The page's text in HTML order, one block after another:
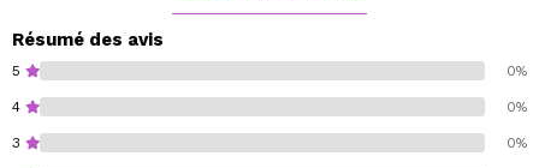
Idéal pour un usage quotidien, il laisse les cheveux plus
forts, plus volumineux et d'apparence visiblement plus
saine, sans les alourdir.
Bali Curls
Résumé des avis
5 0%
4 0%
3 0%